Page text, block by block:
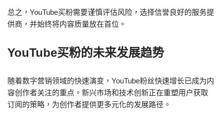
总之，YouTube买粉需要谨慎评估风险，选择信誉良好的服务提
供商，并始终将内容质量放在首位。
YouTube买粉的未来发展趋势
随着数字营销领域的快速演变，YouTube粉丝快速增长已成为内
容创作者关注的重点。新兴市场和技术创新正在重塑用户获取
订阅的策略，为创作者提供更多元化的发展路径。